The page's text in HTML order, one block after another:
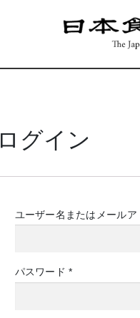
ログイン
ユーザー名またはメールア
パスワード*必
須